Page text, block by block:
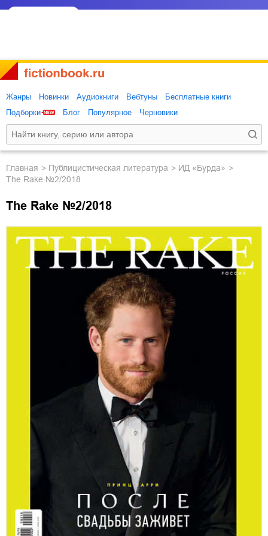
Жанры Новинки Аудиокниги Вебтуны
Бесплатные книги
Подборки
Блог Популярное Черновики
Главная публицистическая литература
ИД «Бурда»
The Rake №2/2018
The Rake №2/2018